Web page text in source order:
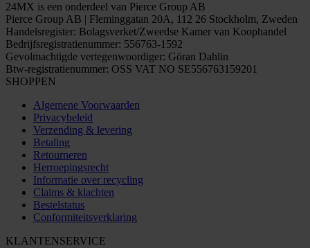
24MX is een onderdeel van Pierce Group AB
Pierce Group AB | Fleminggatan 20A, 112 26 Stockholm, Zweden
Handelsregister: Bolagsverket/Zweedse Kamer van Koophandel
Bedrijfsregistratienummer: 556763-1592
Gevolmachtigde vertegenwoordiger: Göran Dahlin
Btw-registratienummer: OSS VAT NO SE556763159201
SHOPPEN
Algemene Voorwaarden
Privacybeleid
Verzending & levering
Betaling
Retourneren
Herroepingsrecht
Informatie over recycling
Claims & klachten
Bestelstatus
Conformiteitsverklaring
KLANTENSERVICE